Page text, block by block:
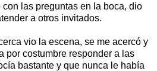
las preguntas en la boca, dio
a otros invitados.
vio la escena, se me acercó y
por costumbre responder a las
bastante y que nunca le había